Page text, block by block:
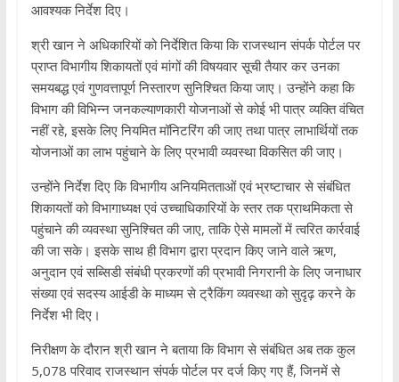
आवश्यक निर्देश दिए।
श्री खान ने अधिकारियों को निर्देशित किया कि राजस्थान संपर्क पोर्टल पर
प्राप्त विभागीय शिकायतों एवं मांगों की विषयवार सूची तैयार कर उनका
समयबद्ध एवं गुणवत्तापूर्ण निस्तारण सुनिश्चित किया जाए। उन्होंने कहा कि
विभाग की विभिन्न जनकल्याणकारी योजनाओं से कोई भी पात्र व्यक्ति वंचित
नहीं रहे, इसके लिए नियमित मॉनिटरिंग की जाए तथा पात्र लाभार्थियों तक
योजनाओं का लाभ पहुंचाने के लिए प्रभावी व्यवस्था विकसित की जाए।
उन्होंने निर्देश दिए कि विभागीय अनियमितताओं एवं भ्रष्टाचार से संबंधित
शिकायतों को विभागाध्यक्ष एवं उच्चाधिकारियों के स्तर तक प्राथमिकता से
पहुंचाने की व्यवस्था सुनिश्चित की जाए, ताकि ऐसे मामलों में त्वरित कार्रवाई
की जा सके। इसके साथ ही विभाग द्वारा प्रदान किए जाने वाले ऋण,
अनुदान एवं सब्सिडी संबंधी प्रकरणों की प्रभावी निगरानी के लिए जनाधार
संख्या एवं सदस्य आईडी के माध्यम से ट्रैकिंग व्यवस्था को सुदृढ़ करने के
निर्देश भी दिए।
निरीक्षण के दौरान श्री खान ने बताया कि विभाग से संबंधित अब तक कुल
5,078 परिवाद राजस्थान संपर्क पोर्टल पर दर्ज किए गए हैं, जिनमें से